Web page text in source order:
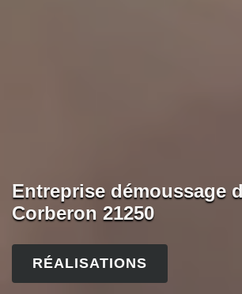
Entreprise démoussage
Corberon 21250
RÉALISATIONS